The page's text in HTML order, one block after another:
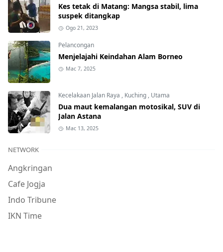
Kes tetak di Matang: Mangsa stabil, lima
suspek ditangkap
Ogo 21, 2023
Pelancongan
Menjelajahi Keindahan Alam Borneo
Mac 7, 2025
Kecelakaan Jalan Raya , Kuching, Utama
Dua maut kemalangan motosikal, SUV di
Jalan Astana
Mac 13, 2025
NETWORK
Angkringan
Cafe Jogja
Indo Tribune
IKN Time